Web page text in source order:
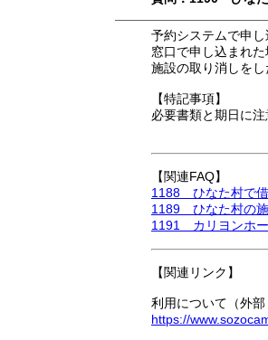
予約システムで申
窓口で申し込まれ
施設の取り消しを
【特記事項】
必要書類と期日に注
【関連FAQ】
1188 ひなた村で借
1189 ひなた村の施
1191 カリヨンホー
【関連リンク】
利用について（外部
https://